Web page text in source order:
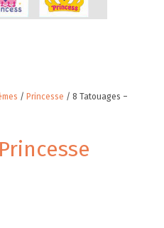
/ Princesse / 8 Tatouages –